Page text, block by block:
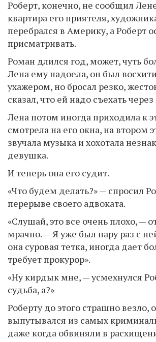
Роберт, конечно, не сообщил
квартира его приятеля,
перебрался в Америку, а Роберт
присматривать.
Роман длился год, может, чуть
Лена ему надоела, он был
ухажером, но бросал резко,
сказал, что ей надо съехать
Лена потом иногда приходила к
смотрела на его окна, на втором
звучала музыка и хохотала
девушка.
И теперь она его судит.
«Что будем делать?» — спросил
перерыве своего адвоката.
«Слушай, это все очень плохо, —
мрачно. — Я уже был пару раз с
она суровая тетка, иногда дает
требует прокурор».
«Ну кирдык мне, — усмехнулся
судьба, а?»
Роберту до этого страшно везло,
выпутывался из самых
даже когда обвиняли в